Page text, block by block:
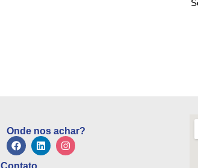
Onde nos achar?
Contato